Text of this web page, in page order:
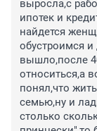
выросла,с
ипотек и
найдется
обустроимся и
вышло,после
относиться,а
понял,что
семью,ну и
столько